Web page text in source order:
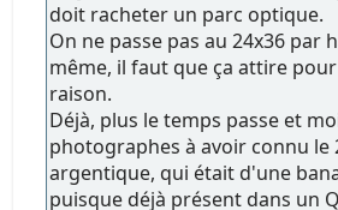
doit racheter un parc optique.
On ne passe pas au 24x36 par
même, il faut que ça attire
raison.
Déjà, plus le temps passe et
photographes à avoir connu le
argentique, qui était d'une
puisque déjà présent dans un